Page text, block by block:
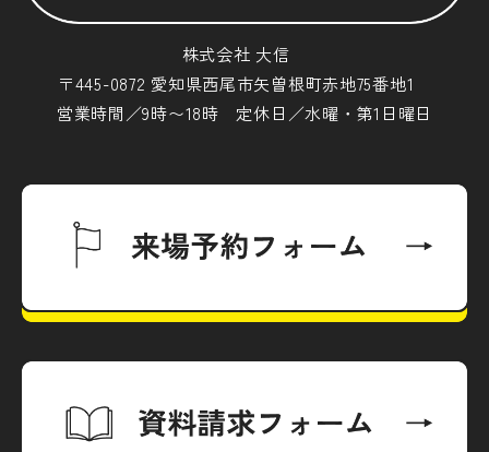
株式会社 大信
〒445-0872 愛知県西尾市矢曽根町赤地75番地1
営業時間／9時〜18時 定休日／水曜・第1日曜日